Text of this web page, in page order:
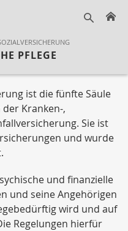
PFLEGE
ist die fünfte Säule
Kranken-,
Sie ist
und wurde
und finanzielle
und seine Angehörigen
wird und auf
Regelungen hierfür